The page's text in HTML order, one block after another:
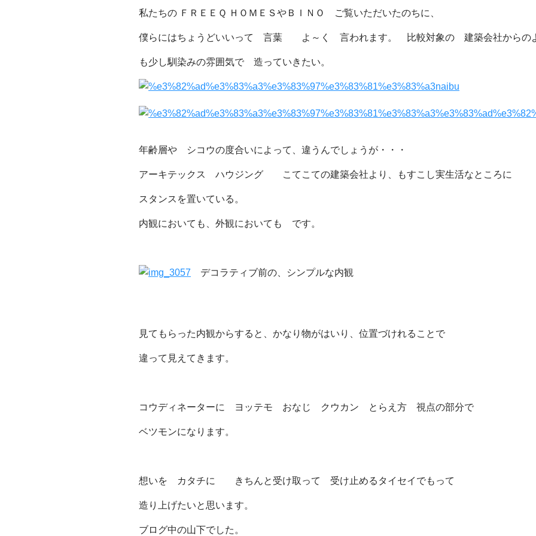
私たちの Ｆ ＲＥＥＱ ＨＯＭＥＳや ＢＩＮＯ ご覧いただいたのちに、
僕らにはちょうどいいって 言葉 よ～く 言われます。 比較対象の 建築会社からの
も少し馴染みの雰囲気で 造っていきたい。
年齢層や シコウの度合いによって、違うんでしょうが・・・
アーキテックス ハウジング こてこての建築会社より、もすこし実生活なところに
スタンスを置いている。
内観においても、外観においても です。
デコラティブ前の、シンプルな内観
見てもらった内観からすると、かなり物がはいり、位置づけれることで
違って見えてきます。
コウディネーターに ヨッテモ おなじ クウカン とらえ方 視点の部分で
ベツモンになります。
想いを カタチに きちんと受け取って 受け止めるタイセイでもって
造り上げたいと思います。
ブログ中の山下でした。